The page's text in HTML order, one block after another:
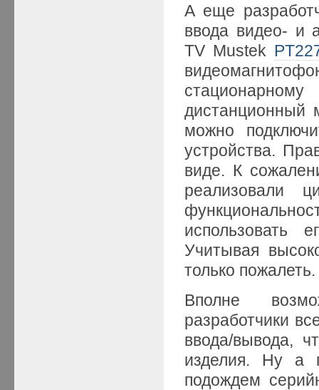
А еще
ввода видео- и
TV Mustek
дистанционный
можно
устройства.
виде. К
реализовали
использовать
Учитывая
только пожалеть.
Вполне
разработчики
ввода/вывода,
изделия. Ну а
подождем